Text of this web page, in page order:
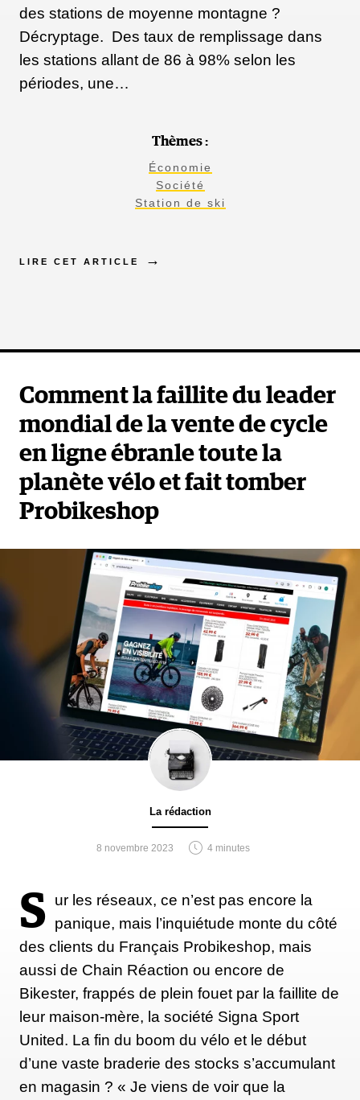
des stations de moyenne montagne ?
Décryptage. Des taux de remplissage dans
les stations allant de 86 à 98% selon les
périodes, une…
Thèmes :
Économie
Société
Station de ski
LIRE CET ARTICLE
Comment la faillite du leader
mondial de la vente de cycle
en ligne ébranle toute la
planète vélo et fait tomber
Probikeshop
La rédaction
8 novembre 2023 4 minutes
S ur les réseaux, ce n’est pas encore la
panique, mais l’inquiétude monte du côté
des clients du Français Probikeshop, mais
aussi de Chain Réaction ou encore de
Bikester, frappés de plein fouet par la faillite de
leur maison-mère, la société Signa Sport
United. La fin du boom du vélo et le début
d’une vaste braderie des stocks s’accumulant
en magasin ? « Je viens de voir que la